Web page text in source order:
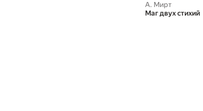
А. Мирт
Маг двух стихий